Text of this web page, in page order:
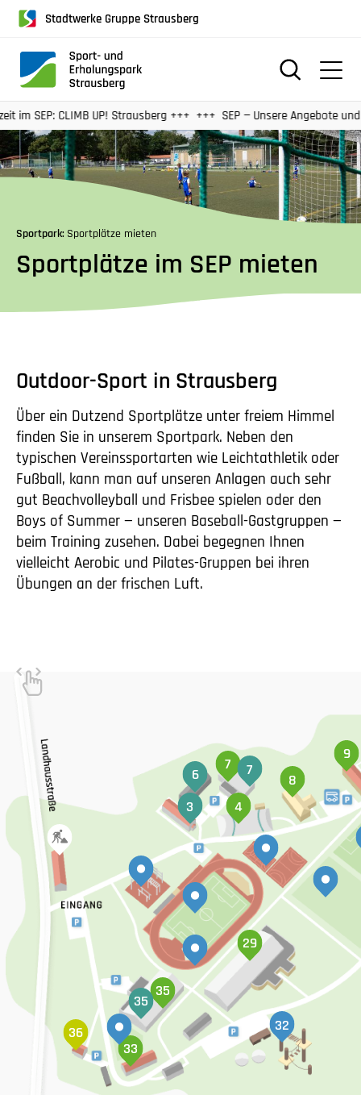
Screenreader
oder
Navigation
der
Tabulatorentaste:
Überspringen
der
Stadtwerke Gruppe Strausberg
UP! Strausberg +++ SEP — Unsere Angebote und Preise 2026
Sportpark: Sportplätze mieten
Sportplätze im SEP mieten
Outdoor-Sport in Strausberg
Über ein Dutzend Sportplätze unter freiem Himmel
finden Sie in unserem Sportpark. Neben den
typischen Vereinssportarten wie Leichtathletik oder
Fußball, kann man auf unseren Anlagen auch sehr
gut Beachvolleyball und Frisbee spielen oder den
Boys of Summer — unseren Baseball-Gastgruppen —
beim Training zusehen. Dabei begegnen Ihnen
vielleicht Aerobic und Pilates-Gruppen bei ihren
Übungen an der frischen Luft.
4
7
8
9
29
33
35
32
36
3
6 7
35